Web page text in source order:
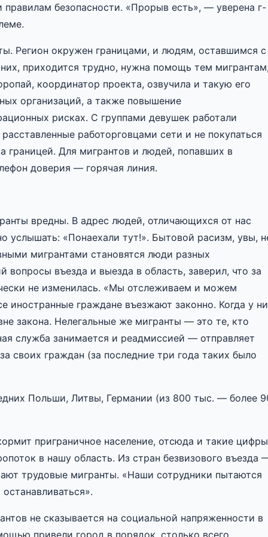
безопасности. «Прорыв есть», — уверена г-
Регион окружен границами, и людям, оставшимся с
приходится трудно, нужна помощь тем
координатор проекта, озвучила и такую его
организаций, а также повышение
рисках. С группами девушек работали
работорговцами сети и не покупаться
границей. Для мигрантов и людей, попавших в
доверия — горячая линия.
вредны. В адрес людей, отличающихся от нас
услышать: «Понаехали тут!». Бытовой расизм, увы,
мигрантами становятся люди разных
въезда и выезда в область, заверил, что за
не изменилась. «Мы отслеживаем и можем
иностранные граждане въезжают законно. Когда у
закона. Нелегальные же мигранты — это те, кто
служба занимается и реадмиссией — отправляет
своих граждан (за последние три года таких было
Польши, Литвы, Германии (из 800 тыс. — более
приграничное население, отсюда и такие
в нашу область. Из стран безвизового въезда
трудовые мигранты. «Наши сотрудники пытаются
не сказывается на социальной напряженности в